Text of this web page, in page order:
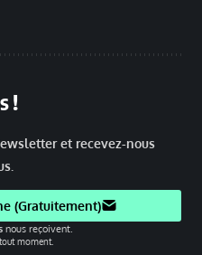
!
et recevez-nous
(Gratuitement)
nous reçoivent.
moment.